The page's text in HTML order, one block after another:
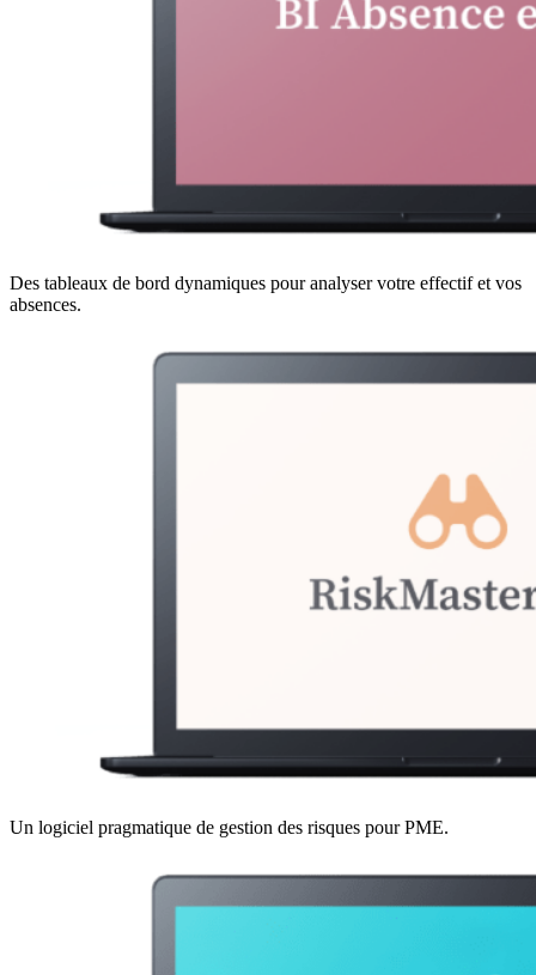
Des tableaux de bord dynamiques pour analyser votre effectif et vos
absences.
Un logiciel pragmatique de gestion des risques pour PME.